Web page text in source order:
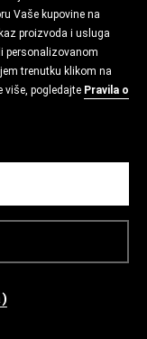
Vaše kupovine na
proizvoda i usluga
personalizovanom
trenutku klikom na
više, pogledajte Pravila o